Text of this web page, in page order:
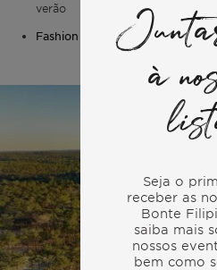
verão
Fashion Clinic & Caju— Compras
à
Seja o
receber as
Bonte
saiba mais
nossos
bem como